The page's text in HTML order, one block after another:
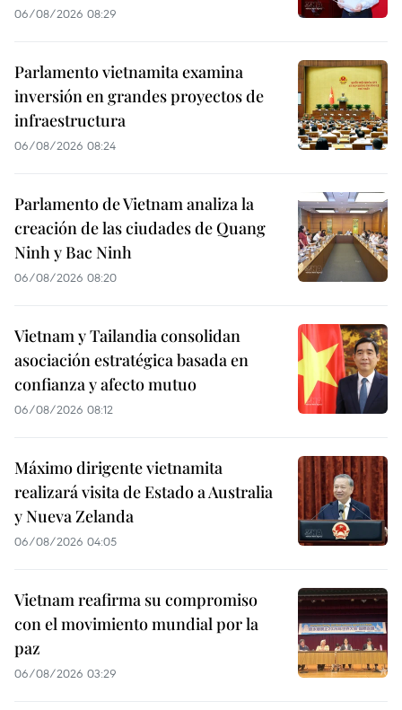
06/08/2026 08:29
Parlamento vietnamita examina
inversión en grandes proyectos de
infraestructura
06/08/2026 08:24
Parlamento de Vietnam analiza la
creación de las ciudades de Quang
Ninh y Bac Ninh
06/08/2026 08:20
Vietnam y Tailandia consolidan
asociación estratégica basada en
confianza y afecto mutuo
06/08/2026 08:12
Máximo dirigente vietnamita
realizará visita de Estado a Australia
y Nueva Zelanda
06/08/2026 04:05
Vietnam reafirma su compromiso
con el movimiento mundial por la
paz
06/08/2026 03:29